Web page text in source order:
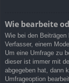
Wie bearbeite
Wie bei den
Verfasser, einem
Um eine Umfrage zu
dieser ist immer mit
abgegeben hat, dann
Umfrageoption